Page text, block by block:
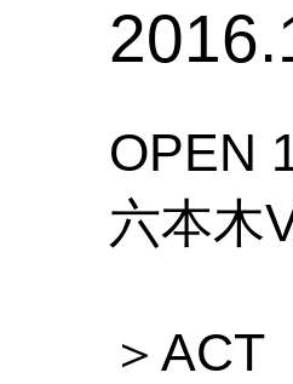
OPEN
六本木
＞ACT